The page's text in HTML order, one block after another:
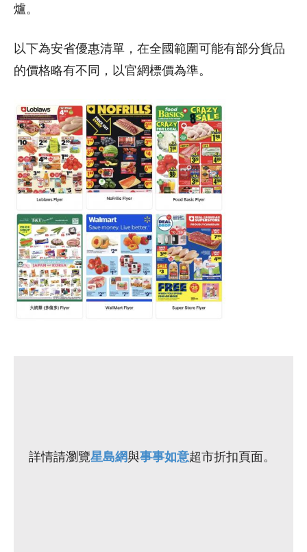
爐。
以下為安省優惠清單，在全國範圍可能有部分貨品
的價格略有不同，以官網標價為準。
詳情請瀏覽星島網與事事如意超市折扣頁面。